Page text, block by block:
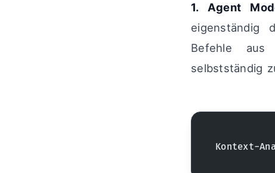
1. Agent
eigenständig
Befehle aus
selbstständig
Kontext-